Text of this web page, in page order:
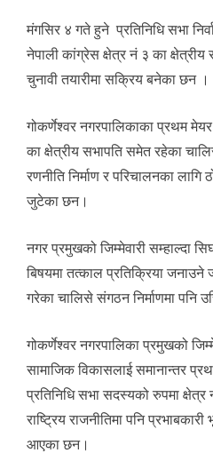
मंगसिर ४ गते हुने प्रतिनिधि सभा
नेपाली कांग्रेस क्षेत्र नं ३ का
चुनावी तयारीमा सक्रिय बनेका छन ।
गोकर्णेश्वर नगरपालिकाका प्रथम
का क्षेत्रीय सभापति समेत रहेका
रणनीति निर्माण र परिचालनका लागि
जुटेका छन।
नगर प्रमुखको जिम्मेवारी सम्हाल्दा
बिषयमा तत्काल प्रतिक्रिया जनाउने
गरेका चालिसे संगठन निर्माणमा पनि
गोकर्णेश्वर नगरपालिका प्रमुखको
सामाजिक विकासलाई समानान्तर
प्रतिनिधि सभा सदस्यको रुपमा क्षेत्र
राष्ट्रिय राजनीतिमा पनि प्रभाबकारी
आएका छन।